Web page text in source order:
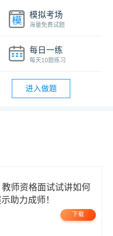
模拟考场
海量免费试题
每日一练
每天10题练习
进入做题
助力成师！
下载